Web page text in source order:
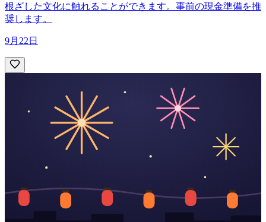
根ざした文化に触れることができます。事前の現金準備を推
奨します。
9月22日